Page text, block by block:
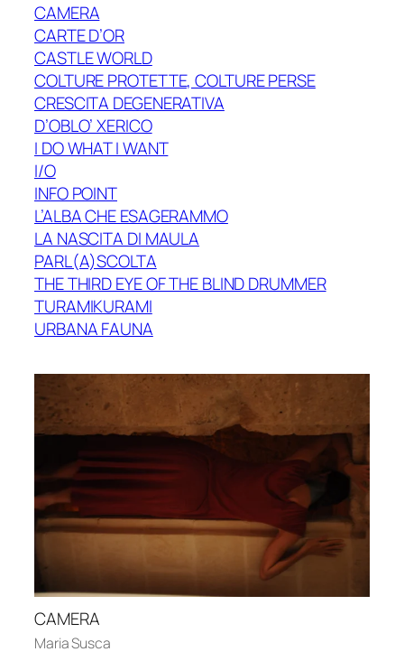
CAMERA
CARTE D’OR
CASTLE WORLD
COLTURE PROTETTE, COLTURE PERSE
CRESCITA DEGENERATIVA
D’OBLO’ XERICO
I DO WHAT I WANT
I/O
INFO POINT
L’ALBA CHE ESAGERAMMO
LA NASCITA DI MAULA
PARL(A)SCOLTA
THE THIRD EYE OF THE BLIND DRUMMER
TURAMIKURAMI
URBANA FAUNA
CAMERA
Maria Susca